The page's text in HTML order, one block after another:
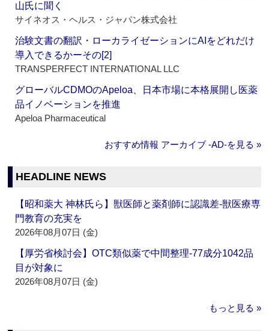
山氏に聞く
サイネオス・ヘルス・ジャパン株式会社
治験文書の翻訳・ローカライゼーションにAIをどれだけ
導入できるかーその[2]
TRANSPERFECT INTERNATIONAL LLC
グローバルCDMOのApeloa、日本市場に本格展開し医薬
品イノベーションを推進
Apeloa Pharmaceutical
おすすめ情報 アーカイブ ‐AD‐を見る »
HEADLINE NEWS
【昭和薬大 神林氏ら】獣医師と薬剤師に認識差‐獣医療専
門教育の充実を
2026年08月07日 (金)
【厚労省検討会】OTC類似薬で中間整理‐77成分1042品
目が対象に
2026年08月07日 (金)
もっと見る »